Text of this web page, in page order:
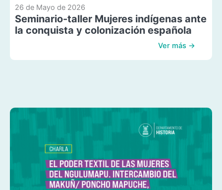
26 de Mayo de 2026
Seminario-taller Mujeres indígenas ante
la conquista y colonización española
Ver más →